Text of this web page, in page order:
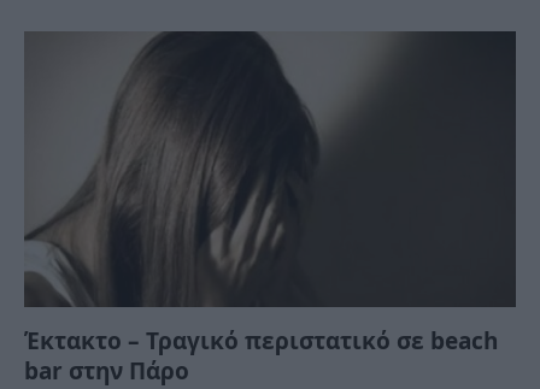
Έκτακτο – Τραγικό περιστατικό σε beach
bar στην Πάρο